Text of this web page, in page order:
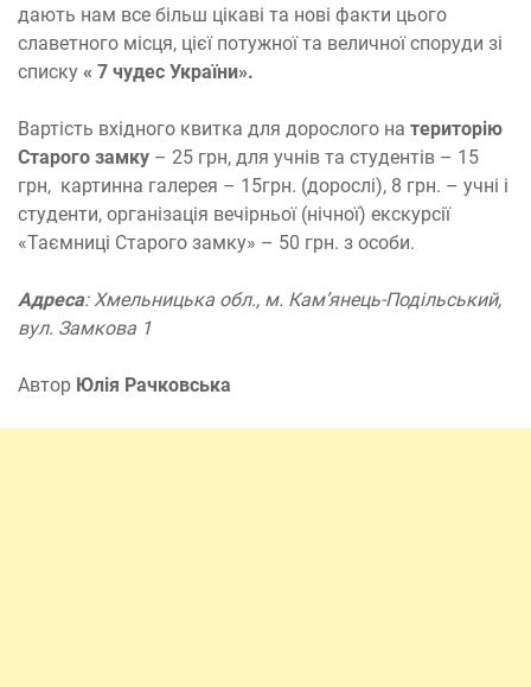
дають нам все більш цікаві та нові факти цього
славетного місця, цієї потужної та величної споруди зі
списку « 7 чудес України».
Вартість вхідного квитка для дорослого на територію
Старого замку – 25 грн, для учнів та студентів – 15
грн, картинна галерея – 15грн. (дорослі), 8 грн. – учні і
студенти, організація вечірньої (нічної) екскурсії
«Таємниці Старого замку» – 50 грн. з особи.
Адреса: Хмельницька обл., м. Кам’янець-Подільський,
вул. Замкова 1
Автор Юлія Рачковська